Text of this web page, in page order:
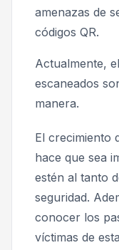
amenazas de
códigos QR.
Actualmente, el
escaneados
manera.
El crecimiento
hace que sea
estén al tanto
seguridad.
conocer los
víctimas de